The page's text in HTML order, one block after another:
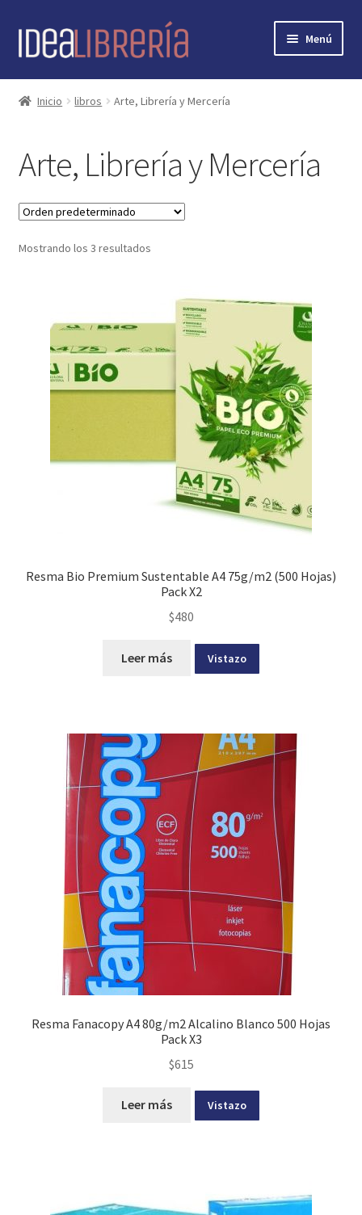
Ir
Ir
Menú
Inicio
libros
mi cuenta
nosotros
preguntas
Inicio libros Arte, Librería y Mercería
Arte, Librería y Mercería
Mostrando los 3 resultados
Resma Bio Premium Sustentable A4 75g/m2 (500 Hojas)
Pack X2
$480
Leer más Vistazo
Resma Fanacopy A4 80g/m2 Alcalino Blanco 500 Hojas
Pack X3
$615
Leer más Vistazo